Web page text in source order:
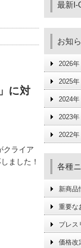
に対
クライア
ました！
最新I-
お知
2026年
2025年
2024年
2023年
2022年
各種
新商品
重要な
プレス
価格改